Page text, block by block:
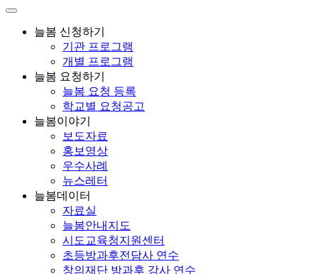
늘봄 신청하기
기관 프로그램
개별 프로그램
늘봄 요청하기
늘봄 요청 등록
학교별 요청공고
늘봄이야기
보도자료
홍보영상
우수사례
뉴스레터
늘봄데이터
자료실
늘봄안내지도
시도교육청지원센터
초등방과후전담사 연수
창의재단 방과후 강사 연수